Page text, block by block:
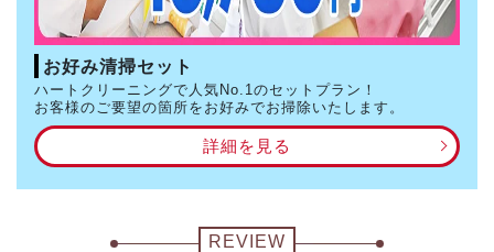
お好み清掃セット
ハートクリーニングで人気No.1のセットプラン！
お客様のご要望の箇所をお好みでお掃除いたします。
詳細を見る
REVIEW